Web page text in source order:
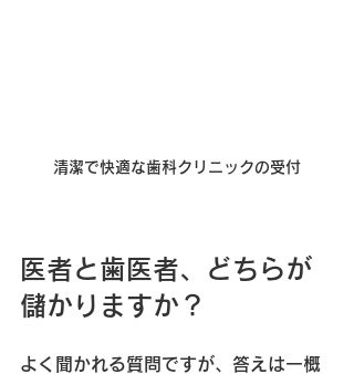
清潔で快適な歯科クリニックの受付
医者と歯医者、どちらが
儲かりますか？
よく聞かれる質問ですが、答えは一概